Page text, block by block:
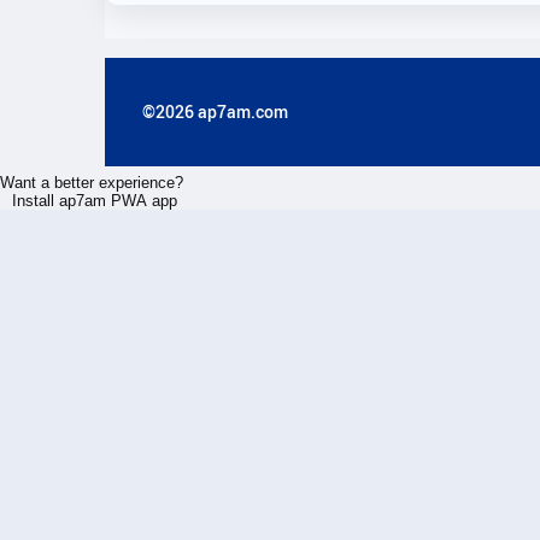
©2026 ap7am.com
Want a better experience?
Install ap7am PWA app